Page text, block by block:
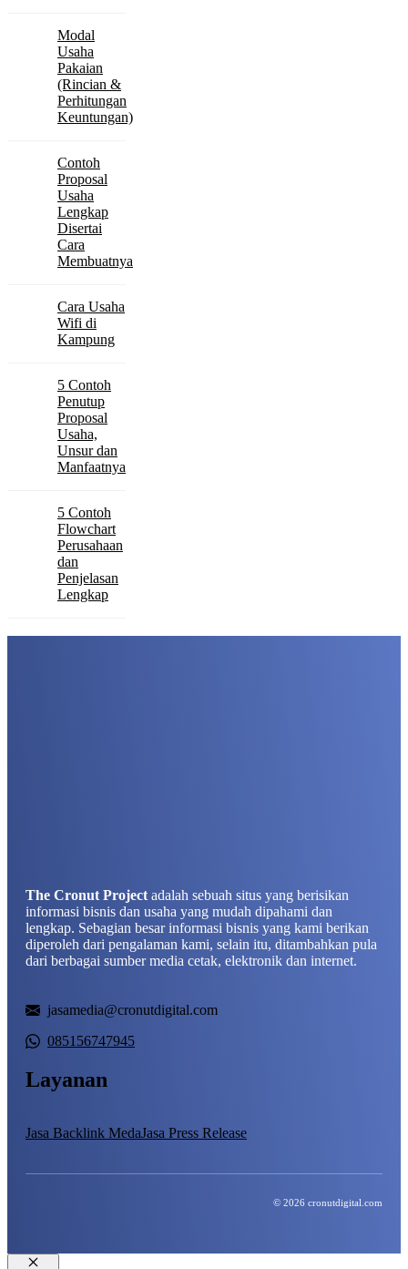
Modal
Usaha
Pakaian
(Rincian &
Perhitungan
Keuntungan)
Contoh
Proposal
Usaha
Lengkap
Disertai
Cara
Membuatnya
Cara Usaha
Wifi di
Kampung
5 Contoh
Penutup
Proposal
Usaha,
Unsur dan
Manfaatnya
5 Contoh
Flowchart
Perusahaan
dan
Penjelasan
Lengkap
The Cronut Project adalah sebuah situs yang berisikan
informasi bisnis dan usaha yang mudah dipahami dan
lengkap. Sebagian besar informasi bisnis yang kami berikan
diperoleh dari pengalaman kami, selain itu, ditambahkan pula
dari berbagai sumber media cetak, elektronik dan internet.
jasamedia@cronutdigital.com
085156747945
Layanan
Jasa Backlink MedaJasa Press Release
© 2026 cronutdigital.com